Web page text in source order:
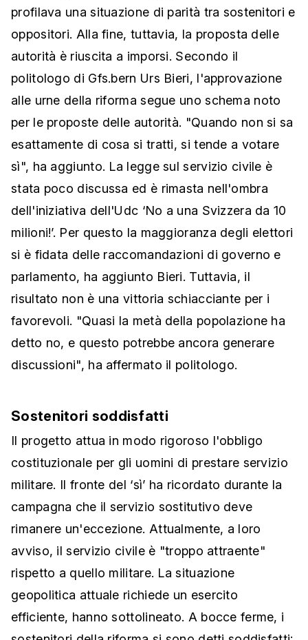
profilava una situazione di parità tra sostenitori e
oppositori. Alla fine, tuttavia, la proposta delle
autorità è riuscita a imporsi. Secondo il
politologo di Gfs.bern Urs Bieri, l'approvazione
alle urne della riforma segue uno schema noto
per le proposte delle autorità. "Quando non si sa
esattamente di cosa si tratti, si tende a votare
sì", ha aggiunto. La legge sul servizio civile è
stata poco discussa ed è rimasta nell'ombra
dell'iniziativa dell'Udc ‘No a una Svizzera da 10
milioni!’. Per questo la maggioranza degli elettori
si è fidata delle raccomandazioni di governo e
parlamento, ha aggiunto Bieri. Tuttavia, il
risultato non è una vittoria schiacciante per i
favorevoli. "Quasi la metà della popolazione ha
detto no, e questo potrebbe ancora generare
discussioni", ha affermato il politologo.
Sostenitori soddisfatti
Il progetto attua in modo rigoroso l'obbligo
costituzionale per gli uomini di prestare servizio
militare. Il fronte del ‘sì’ ha ricordato durante la
campagna che il servizio sostitutivo deve
rimanere un'eccezione. Attualmente, a loro
avviso, il servizio civile è "troppo attraente"
rispetto a quello militare. La situazione
geopolitica attuale richiede un esercito
efficiente, hanno sottolineato. A bocce ferme, i